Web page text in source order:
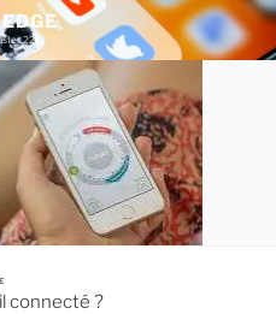
226)
connecté ?